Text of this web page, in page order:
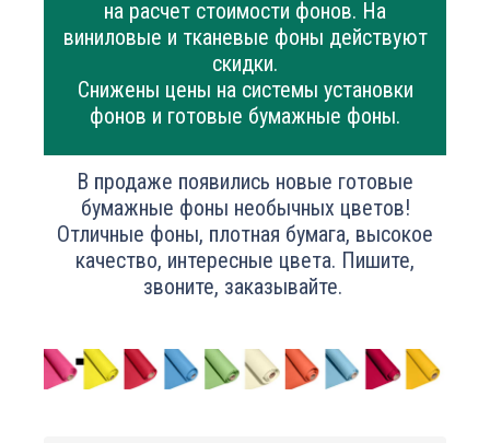
на расчет стоимости фонов. На
виниловые и тканевые фоны действуют
скидки.
Снижены цены на системы установки
фонов и готовые бумажные фоны.
В продаже появились новые готовые
бумажные фоны необычных цветов!
Отличные фоны, плотная бумага, высокое
качество, интересные цвета. Пишите,
звоните, заказывайте.